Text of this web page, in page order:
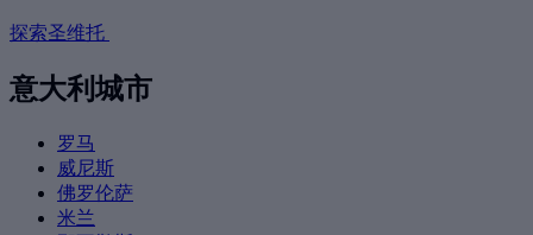
探索圣维托
意大利城市
罗马
威尼斯
佛罗伦萨
米兰